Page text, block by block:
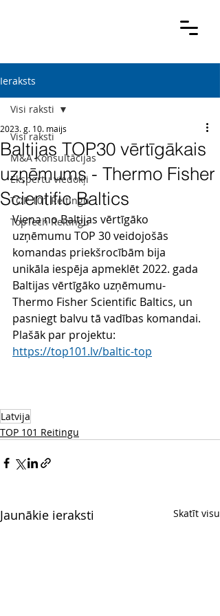
Ieraksts
Visi raksti
M&A Konsultācijas
Ekspertu viedokļi
TOP 101 Reitingu
TopTech Reitingu
Visi raksti
Baltijas TOP30 vērtīgākais
uzņēmums - Thermo Fisher
Scientific Baltics
2023. g. 10. maijs
Viena no Baltijas vērtīgāko
uzņēmumu TOP 30 veidojošās
komandas priekšrocībām bija
unikāla iespēja apmeklēt 2022. gada
Baltijas vērtīgāko uzņēmumu-
Thermo Fisher Scientific Baltics, un
pasniegt balvu tā vadības komandai.
Plašāk par projektu:
https://top101.lv/baltic-top
Latvija
TOP 101 Reitingu
Jaunākie ieraksti Skatīt visu